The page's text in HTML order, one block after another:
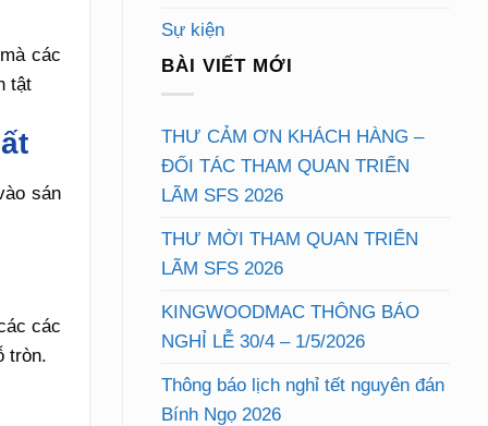
các
tật
sán
các
tròn.
Sự kiện
BÀI VIẾT MỚI
THƯ CẢM ƠN KHÁCH HÀNG –
ĐỐI TÁC THAM QUAN TRIỂN
LÃM SFS 2026
THƯ MỜI THAM QUAN TRIỂN
LÃM SFS 2026
KINGWOODMAC THÔNG BÁO
NGHỈ LỄ 30/4 – 1/5/2026
Thông báo lịch nghỉ tết nguyên đán
Bính Ngọ 2026